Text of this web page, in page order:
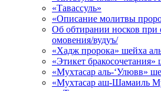
«Тавассуль»
«Описание молитвы
Об обтирании носков при
омовения/вудуъ/
«Хадж пророка» шейха
«Этикет
«Мухтасар аль-‘Улювв»
«Мухтасар аш-Шамаиль